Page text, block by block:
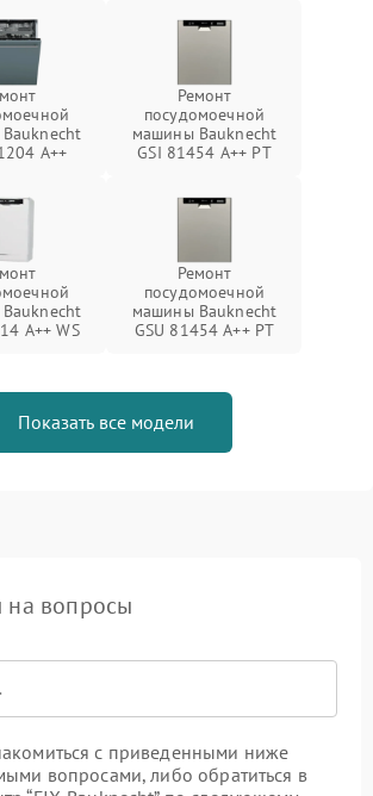
A++
Ремонт
посудомоечной
машины Bauknecht
GSI 81454 A++ PT
A++ WS
Ремонт
посудомоечной
машины Bauknecht
GSU 81454 A++ PT
Показать все модели
на вопросы
с приведенными ниже
вопросами, либо обратиться в